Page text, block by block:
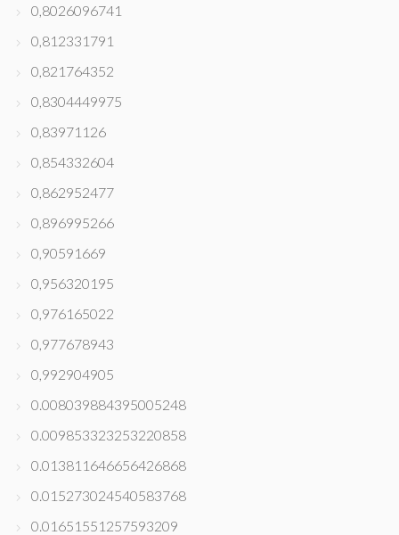
0,8026096741
0,812331791
0,821764352
0,8304449975
0,83971126
0,854332604
0,862952477
0,896995266
0,90591669
0,956320195
0,976165022
0,977678943
0,992904905
0.008039884395005248
0.009853323253220858
0.013811646656426868
0.015273024540583768
0.01651551257593209